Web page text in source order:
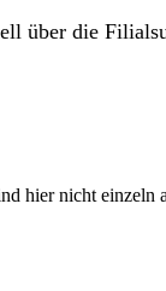
über die
hier nicht